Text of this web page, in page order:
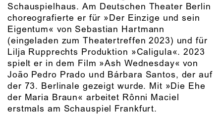
Schauspielhaus. Am Deutschen Theater Berlin
choreografierte er für »Der Einzige und sein
Eigentum« von Sebastian Hartmann
(eingeladen zum Theatertreffen 2023) und für
Lilja Rupprechts Produktion »Caligula«. 2023
spielt er in dem Film »Ash Wednesday« von
João Pedro Prado und Bárbara Santos, der auf
der 73. Berlinale gezeigt wurde. Mit »Die Ehe
der Maria Braun« arbeitet Rônni Maciel
erstmals am Schauspiel Frankfurt.